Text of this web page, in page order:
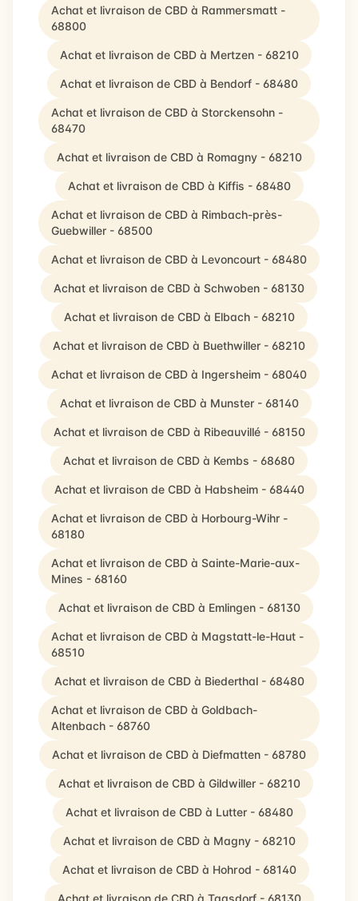
Achat et livraison de CBD à Rammersmatt -
68800
Achat et livraison de CBD à Mertzen - 68210
Achat et livraison de CBD à Bendorf - 68480
Achat et livraison de CBD à Storckensohn -
68470
Achat et livraison de CBD à Romagny - 68210
Achat et livraison de CBD à Kiffis - 68480
Achat et livraison de CBD à Rimbach-près-
Guebwiller - 68500
Achat et livraison de CBD à Levoncourt - 68480
Achat et livraison de CBD à Schwoben - 68130
Achat et livraison de CBD à Elbach - 68210
Achat et livraison de CBD à Buethwiller - 68210
Achat et livraison de CBD à Ingersheim - 68040
Achat et livraison de CBD à Munster - 68140
Achat et livraison de CBD à Ribeauvillé - 68150
Achat et livraison de CBD à Kembs - 68680
Achat et livraison de CBD à Habsheim - 68440
Achat et livraison de CBD à Horbourg-Wihr -
68180
Achat et livraison de CBD à Sainte-Marie-aux-
Mines - 68160
Achat et livraison de CBD à Emlingen - 68130
Achat et livraison de CBD à Magstatt-le-Haut -
68510
Achat et livraison de CBD à Biederthal - 68480
Achat et livraison de CBD à Goldbach-
Altenbach - 68760
Achat et livraison de CBD à Diefmatten - 68780
Achat et livraison de CBD à Gildwiller - 68210
Achat et livraison de CBD à Lutter - 68480
Achat et livraison de CBD à Magny - 68210
Achat et livraison de CBD à Hohrod - 68140
Achat et livraison de CBD à Tagsdorf - 68130